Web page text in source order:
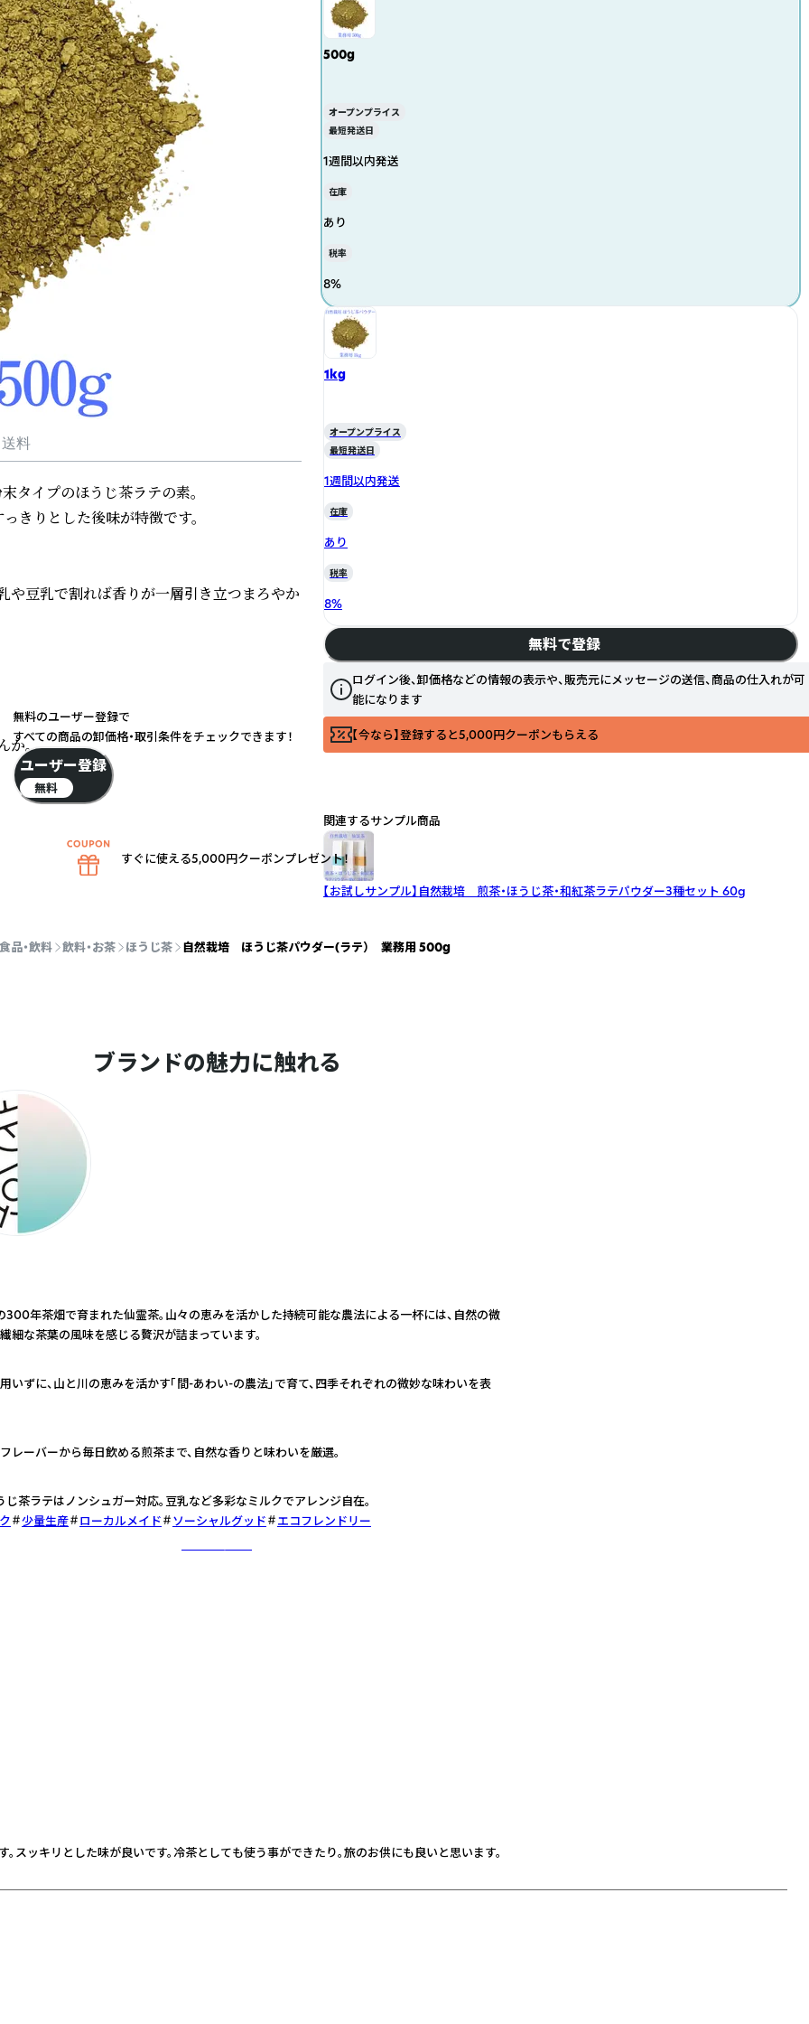
料
タイプのほうじ茶ラテの素。
きりとした後味が特徴です。
や豆乳で割れば香りが一層引き立つまろやか
か。
500g
オープンプライス
最短発送日
1週間以内発送
在庫
あり
税率
8%
1kg
オープンプライス
最短発送日
1週間以内発送
在庫
あり
税率
8%
無料で登録
ログイン後、卸価格などの情報の表示や、販売元にメッセージの送信、商品の仕入れが可
能になります
【今なら】登録すると5,000円クーポンもらえる
関連するサンプル商品
【お試しサンプル】自然栽培 煎茶・ほうじ茶・和紅茶ラテパウダー3種セット 60g
食品・飲料 飲料・お茶 ほうじ茶 自然栽培 ほうじ茶パウダー(ラテ） 業務用 500g
ブランドの魅力に触れる
300年茶畑で育まれた仙霊茶。山々の恵みを活かした持続可能な農法による一杯には、自然の微
細な茶葉の風味を感じる贅沢が詰まっています。
いずに、山と川の恵みを活かす「間-あわい-の農法」で育て、四季それぞれの微妙な味わいを表
レーバーから毎日飲める煎茶まで、自然な香りと味わいを厳選。
じ茶ラテはノンシュガー対応。豆乳など多彩なミルクでアレンジ自在。
少量生産 ローカルメイド ソーシャルグッド
エコフレンドリー
スッキリとした味が良いです。冷茶としても使う事ができたり。旅のお供にも良いと思います。
無料のユーザー登録で
すべての商品の卸価格・取引条件をチェックできます！
ユーザー登録
無料
すぐに使える5,000円クーポンプレゼント！